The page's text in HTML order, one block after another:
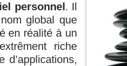
personnel. Il
nom global que
en réalité à un
riche
d’applications,